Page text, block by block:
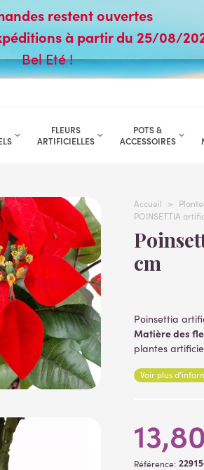
restent ouvertes
à partir du 25/08/
Bel Eté !
FLEURS
ARTIFICIELLES
POTS &
ACCESSOIRES
Accueil >
POINSETTIA
Poinsettia artificiel (etoile de noël) 40
cm
Poinsettia
Matière des
plantes
Voir plus
Référence: